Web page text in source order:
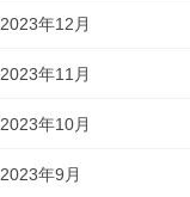
2023年12月
2023年11月
2023年10月
2023年9月